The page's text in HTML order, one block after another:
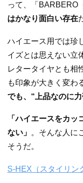
って、「BARBERO
はかなり面白い存在
ハイエース用では珍
イズとは思えない立
レタータイヤとも相
も印象が大きく変わ
でも、“上品なのに
「ハイエースをカ
ない」 。そんな人に
そうだ。
S-HEX（スタイリン